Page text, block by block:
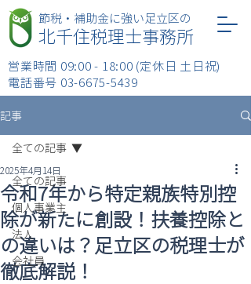
営業時間 09:00 - 18:00 (定休日 土日祝)
​電話番号 03-6675-5439
​節税・補助金に強い足立区の
北千住税理士事務所
記事
全ての記事
個人事業主
法人
会社員
全ての記事
令和7年から特定親族特別控
除が新たに創設！扶養控除と
の違いは？足立区の税理士が
徹底解説！
2025年4月14日